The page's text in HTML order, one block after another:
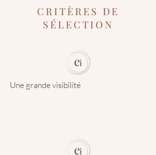
CRITÈRES DE
SÉLECTION
Une grande visibilité